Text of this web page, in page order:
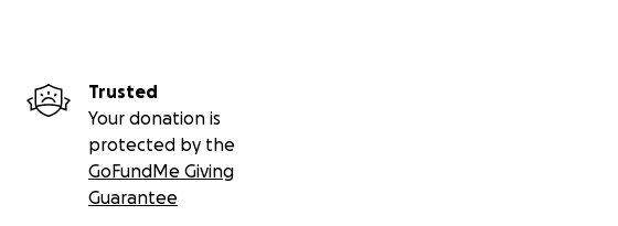
Trusted
Your donation is
protected by the
GoFundMe Giving
Guarantee